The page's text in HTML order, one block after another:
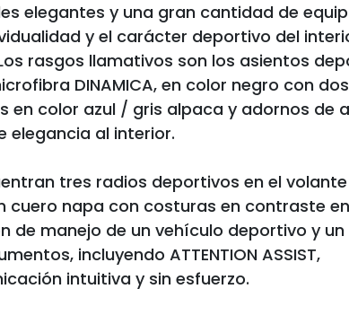
elegantes y una gran cantidad de
y el carácter deportivo del
rasgos llamativos son los asientos
DINAMICA, en color negro con
color azul / gris alpaca y adornos de
elegancia al interior.
tres radios deportivos en el volante
cuero napa con costuras en contraste
de manejo de un vehículo deportivo y
incluyendo ATTENTION ASSIST,
intuitiva y sin esfuerzo.